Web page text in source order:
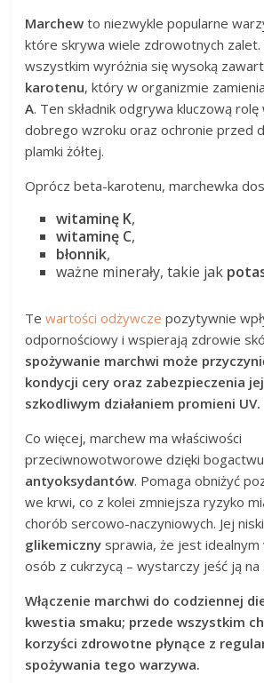
Marchew to niezwykle popularne
które skrywa wiele zdrowotnych zalet.
wszystkim wyróżnia się wysoką
karotenu, który w organizmie
A. Ten składnik odgrywa kluczową
dobrego wzroku oraz ochronie przed
plamki żółtej.
Oprócz beta-karotenu, marchewka
witaminę K,
witaminę C,
błonnik,
ważne minerały, takie jak
Tewartości odżywcze pozytywnie
odpornościowy i wspierają zdrowie
spożywanie marchwi może
kondycji cery oraz zabezpieczenia
szkodliwym działaniem promieni UV.
Co więcej, marchew ma właściwości
przeciwnowotworowe dzięki bogactwu
antyoksydantów. Pomaga obniżyć
we krwi, co z kolei zmniejsza ryzyko
chorób sercowo-naczyniowych. Jej niski
glikemiczny sprawia, że jest
osób z cukrzycą – wystarczy jeść ją na
Włączenie marchwi do codziennej
kwestia smaku; przede wszystkim
korzyści zdrowotne płynące z
spożywania tego warzywa.